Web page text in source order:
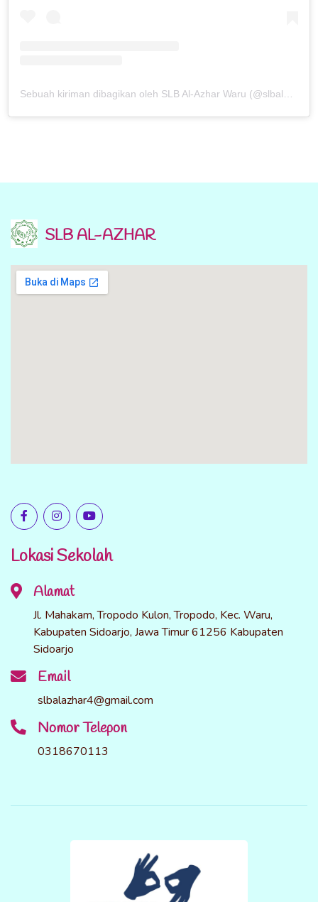
Sebuah kiriman dibagikan oleh SLB Al-Azhar Waru (@slbalazharwaru)
SLB AL-AZHAR
Lokasi Sekolah
Alamat
Jl. Mahakam, Tropodo Kulon, Tropodo, Kec. Waru,
Kabupaten Sidoarjo, Jawa Timur 61256 Kabupaten
Sidoarjo
Email
slbalazhar4@gmail.com
Nomor Telepon
0318670113